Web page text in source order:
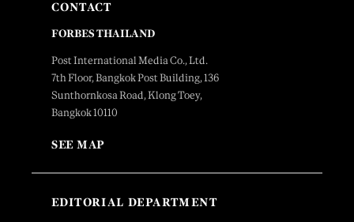
CONTACT
FORBES THAILAND
Post International Media Co., Ltd.
7th Floor, Bangkok Post Building, 136
Sunthornkosa Road, Klong Toey,
Bangkok 10110
SEE MAP
EDITORIAL DEPARTMENT